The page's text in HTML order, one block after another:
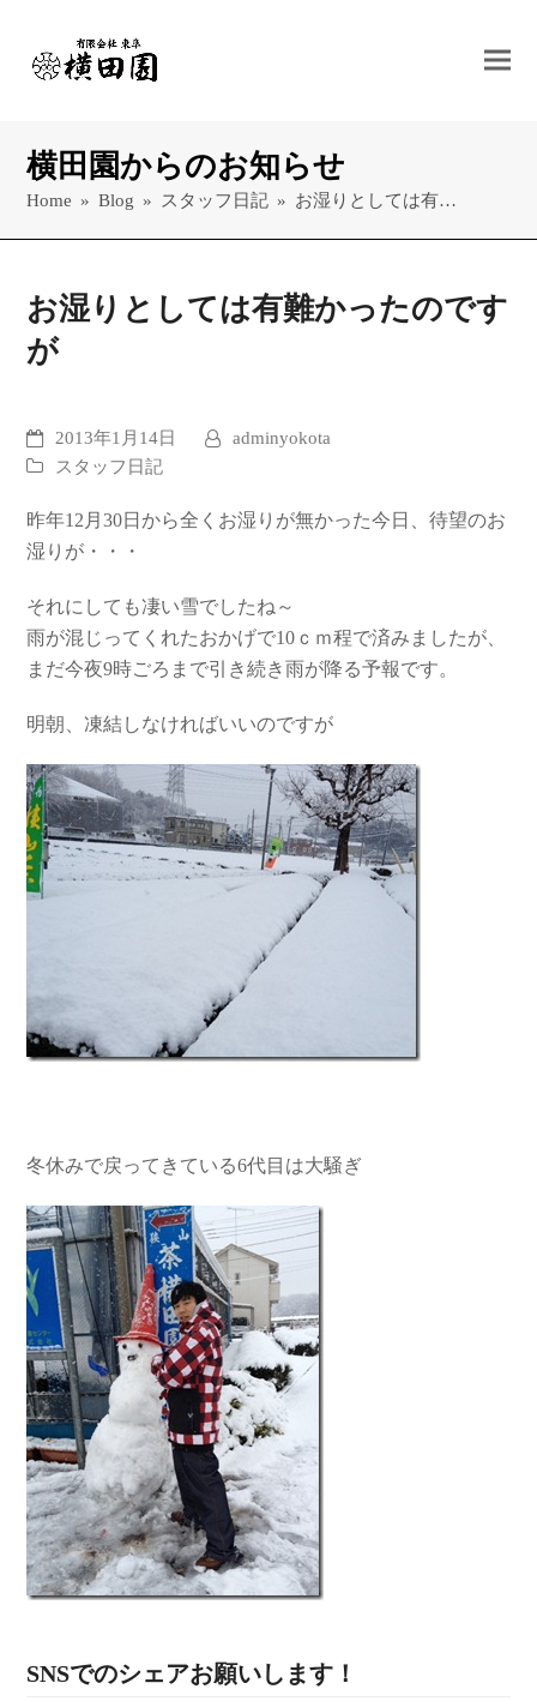
横田園からのお知らせ
Home » Blog » スタッフ日記 » お湿りとしては有…
お湿りとしては有難かったのです
が
2013年1月14日
adminyokota
スタッフ日記
昨年12月30日から全くお湿りが無かった今日、待望のお
湿りが・・・
それにしても凄い雪でしたね～
雨が混じってくれたおかげで10ｃｍ程で済みましたが、
まだ今夜9時ごろまで引き続き雨が降る予報です。
明朝、凍結しなければいいのですが
冬休みで戻ってきている6代目は大騒ぎ
SNSでのシェアお願いします！